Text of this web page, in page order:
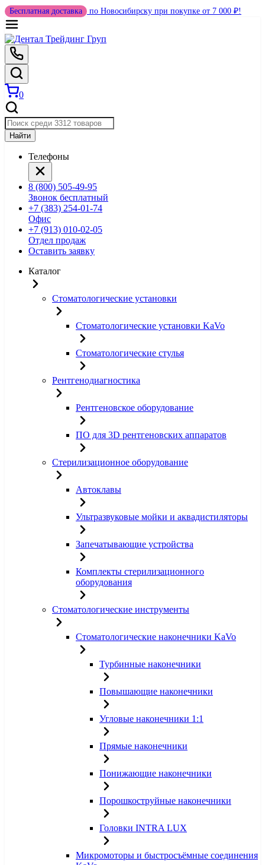
Бесплатная доставка по Новосибирску при покупке от 7 000 ₽!
0
Найти
Телефоны
8 (800) 505-49-95
Звонок бесплатный
+7 (383) 254-01-74
Офис
+7 (913) 010-02-05
Отдел продаж
Оставить заявку
Каталог
Стоматологические установки
Стоматологические установки KaVo
Стоматологические стулья
Рентгенодиагностика
Рентгеновское оборудование
ПО для 3D рентгеновских аппаратов
Стерилизационное оборудование
Автоклавы
Ультразвуковые мойки и аквадистиляторы
Запечатывающие устройства
Комплекты стерилизационного
оборудования
Стоматологические инструменты
Стоматологические наконечники KaVo
Турбинные наконечники
Повышающие наконечники
Угловые наконечники 1:1
Прямые наконечники
Понижающие наконечники
Порошкоструйные наконечники
Головки INTRA LUX
Микромоторы и быстросъёмные соединения